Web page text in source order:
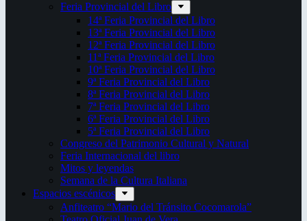
Feria Provincial del Libro
14ª Feria Provincial del Libro
13ª Feria Provincial del Libro
12ª Feria Provincial del Libro
11ª Feria Provincial del Libro
10ª Feria Provincial del Libro
9ª Feria Provincial del Libro
8ª Feria Provincial del Libro
7ª Feria Provincial del Libro
6ª Feria Provincial del Libro
5ª Feria Provincial del Libro
Congreso del Patrimonio Cultural y Natural
Feria Internacional del libro
Mitos y leyendas
Semana de la Cultura Italiana
Espacios escénicos
Anfiteatro “Mario del Tránsito Cocomarola”